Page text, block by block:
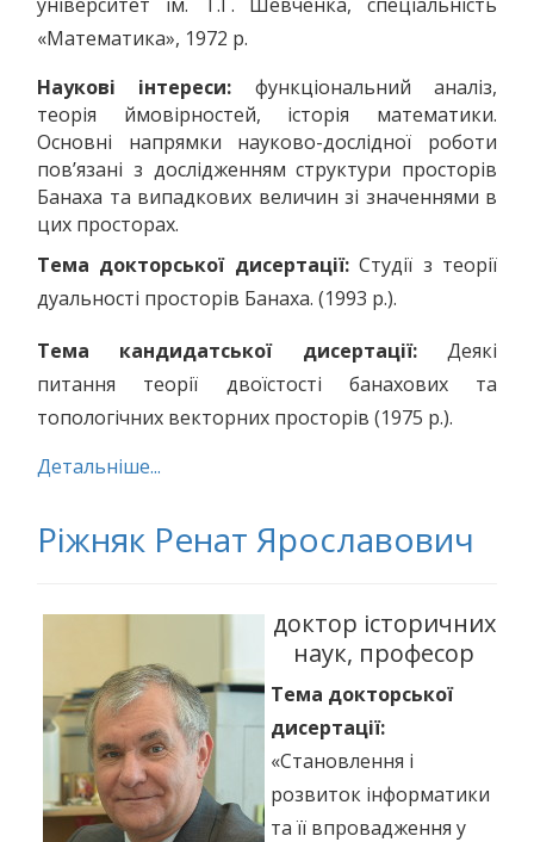
«Математика», 1972 р.
Наукові інтереси: функціональний аналіз,
теорія ймовірностей, історія математики.
Основні напрямки науково-дослідної роботи
пов’язані з дослідженням структури просторів
Банаха та випадкових величин зі значеннями в
цих просторах.
Тема докторської дисертації:Студії з теорії
дуальності просторів Банаха. (1993 р.).
Тема кандидатської дисертації:Деякі
питання теорії двоїстості банахових та
топологічних векторних просторів (1975 р.).
Детальніше...
Ріжняк Ренат Ярославович
доктор історичних
наук, професор
Тема докторської
дисертації:
«Становлення і
розвиток інформатики
та її впровадження у